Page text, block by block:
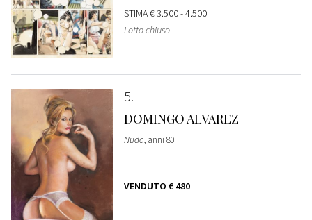
STIMA€ 3.500 - 4.500
Lotto chiuso
5
DOMINGO ALVAREZ
Nudo, anni 80
VENDUTO € 480